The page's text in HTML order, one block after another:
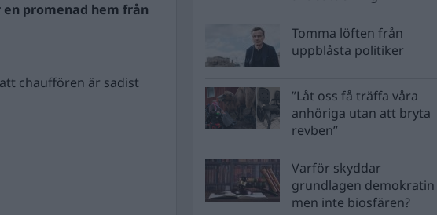
promenad hem från
chauffören är sadist
Tomma löften från
uppblåsta politiker
”Låt oss få träffa våra
anhöriga utan att bryta
revben”
Varför skyddar
grundlagen demokratin
men inte biosfären?